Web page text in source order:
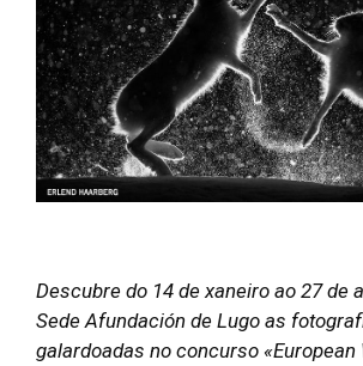
Descubre do 14 de xaneiro ao 27 de
Sede Afundación de Lugo as
galardoadas no concurso «European